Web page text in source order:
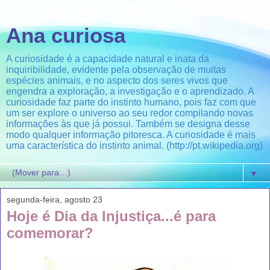
Ana curiosa
A curiosidade é a capacidade natural e inata da
inquiribilidade, evidente pela observação de muitas
espécies animais, e no aspecto dos seres vivos que
engendra a exploração, a investigação e o aprendizado. A
curiosidade faz parte do instinto humano, pois faz com que
um ser explore o universo ao seu redor compilando novas
informações às que já possui. Também se designa desse
modo qualquer informação pitoresca. A curiosidade é mais
uma característica do instinto animal. (http://pt.wikipedia.org)
▼
segunda-feira, agosto 23
Hoje é Dia da Injustiça...é para
comemorar?